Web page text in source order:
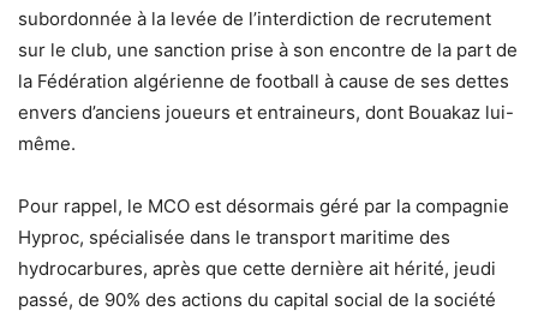
subordonnée à la levée de l’interdiction de recrutement
sur le club, une sanction prise à son encontre de la part de
la Fédération algérienne de football à cause de ses dettes
envers d’anciens joueurs et entraineurs, dont Bouakaz lui-
même.
Pour rappel, le MCO est désormais géré par la compagnie
Hyproc, spécialisée dans le transport maritime des
hydrocarbures, après que cette dernière ait hérité, jeudi
passé, de 90% des actions du capital social de la société